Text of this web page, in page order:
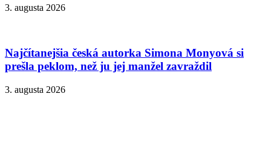
3. augusta 2026
Najčítanejšia česká autorka Simona Monyová si
prešla peklom, než ju jej manžel zavraždil
3. augusta 2026